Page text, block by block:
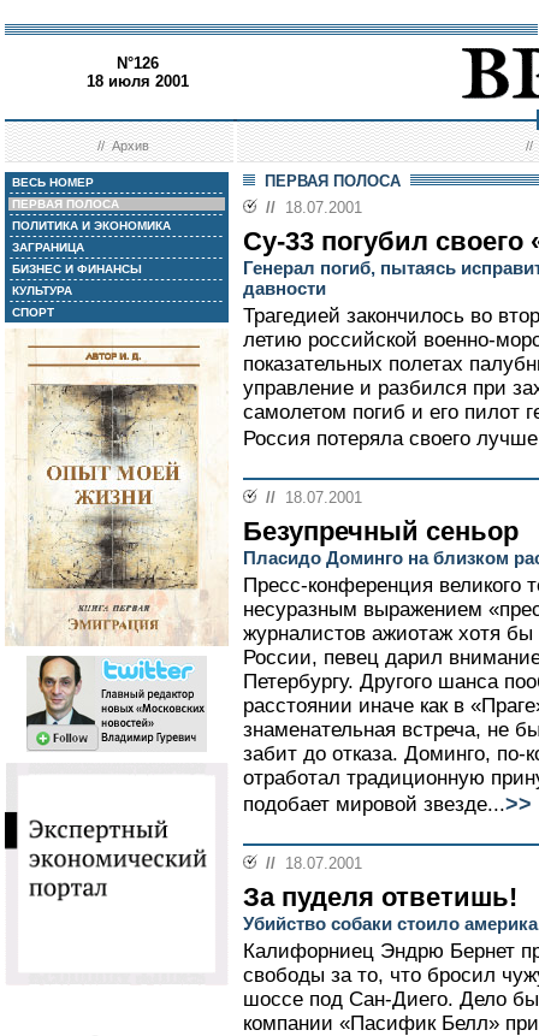
N°126
18 июля 2001
//Архив //
ВЕСЬ НОМЕР
ПЕРВАЯ ПОЛОСА
ПОЛИТИКА И ЭКОНОМИКА
ЗАГРАНИЦА
БИЗНЕС И ФИНАНСЫ
КУЛЬТУРА
СПОРТ
ПЕРВАЯ ПОЛОСА
// 18.07.2001
Су-33 погубил своего
Генерал погиб, пытаясь
давности
Трагедией закончилось во
летию российской военно-
показательных полетах
управление и разбился при
самолетом погиб и его пилот
Россия потеряла своего
// 18.07.2001
Безупречный сеньор
Пласидо Доминго на близком
Пресс-конференция великого
несуразным выражением
журналистов ажиотаж хотя
России, певец дарил
Петербургу. Другого шанса
расстоянии иначе как в
знаменательная встреча, не
забит до отказа. Доминго, по-
отработал традиционную
подобает мировой звезде...>>
// 18.07.2001
За пуделя ответишь!
Убийство собаки стоило
Калифорниец Эндрю Бернет
свободы за то, что бросил
шоссе под Сан-Диего. Дело
компании «Пасифик Белл»